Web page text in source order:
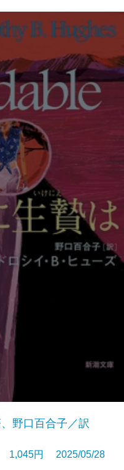
野口百合子／訳
1,045円 2025/05/28